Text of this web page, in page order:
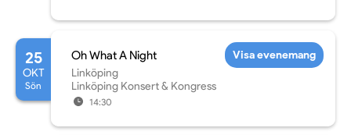
25
OKT
Sön
Oh What A Night
Linköping
Linköping Konsert & Kongress
14:30
Visa evenemang